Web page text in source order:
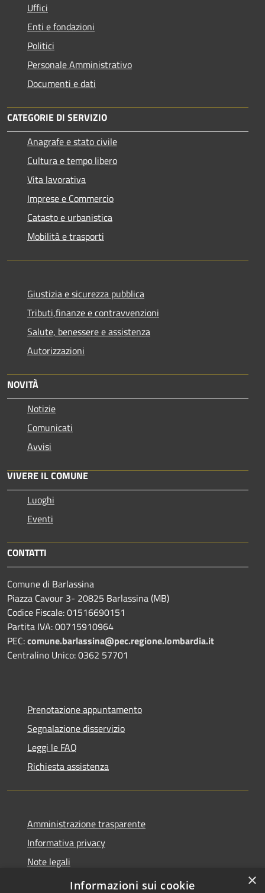
Uffici
Enti e fondazioni
Politici
Personale Amministrativo
Documenti e dati
CATEGORIE DI SERVIZIO
Anagrafe e stato civile
Cultura e tempo libero
Vita lavorativa
Imprese e Commercio
Catasto e urbanistica
Mobilità e trasporti
Giustizia e sicurezza pubblica
Tributi,finanze e contravvenzioni
Salute, benessere e assistenza
Autorizzazioni
NOVITÀ
Notizie
Comunicati
Avvisi
VIVERE IL COMUNE
Luoghi
Eventi
CONTATTI
Comune di Barlassina
Piazza Cavour 3- 20825 Barlassina (MB)
Codice Fiscale: 01516690151
Partita IVA: 00715910964
PEC:comune.barlassina@pec.regione.lombardia.it
Centralino Unico: 0362 57701
Prenotazione appuntamento
Segnalazione disservizio
Leggi le FAQ
Richiesta assistenza
Amministrazione trasparente
Informativa privacy
Note legali
Dichiarazione di accessibilità
×
Informazioni sui cookie